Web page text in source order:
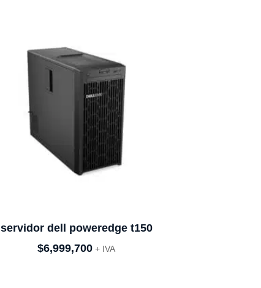
servidor dell poweredge t150
$6,999,700 + IVA